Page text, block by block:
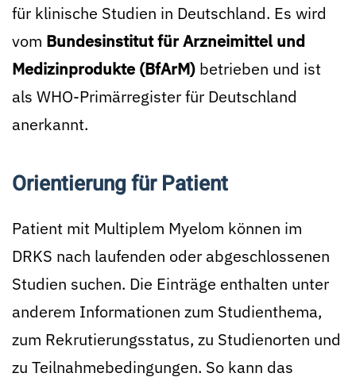
für klinische Studien in Deutschland. Es wird
vom Bundesinstitut für Arzneimittel und
Medizinprodukte (BfArM) betrieben und ist
als WHO-Primärregister für Deutschland
anerkannt.
Orientierung für Patient
Patient mit Multiplem Myelom können im
DRKS nach laufenden oder abgeschlossenen
Studien suchen. Die Einträge enthalten unter
anderem Informationen zum Studienthema,
zum Rekrutierungsstatus, zu Studienorten und
zu Teilnahmebedingungen. So kann das